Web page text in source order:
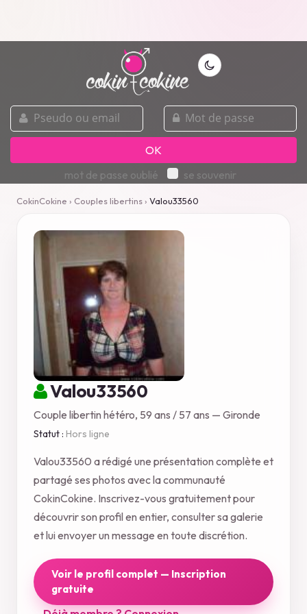
pseudo
ou
email
mot
de
passe
OK
mot de passe oublié
se souvenir
CokinCokine › Couples libertins› Valou33560
Valou33560
Couple libertin hétéro, 59 ans / 57 ans — Gironde
Statut : Hors ligne
Valou33560 a rédigé une présentation complète et
partagé ses photos avec la communauté
CokinCokine. Inscrivez-vous gratuitement pour
découvrir son profil en entier, consulter sa galerie
et lui envoyer un message en toute discrétion.
Voir le profil complet — Inscription
gratuite